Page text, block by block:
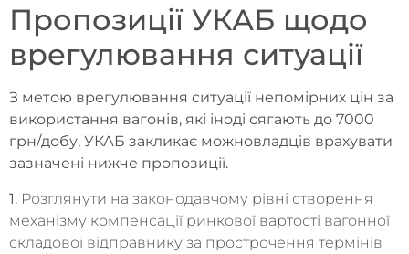
Пропозиції УКАБ щодо
врегулювання ситуації
З метою врегулювання ситуації непомірних цін за
використання вагонів, які іноді сягають до 7000
грн/добу, УКАБ закликає можновладців врахувати
зазначені нижче пропозиції.
1. Розглянути на законодавчому рівні створення
механізму компенсації ринкової вартості вагонної
складової відправнику за прострочення термінів